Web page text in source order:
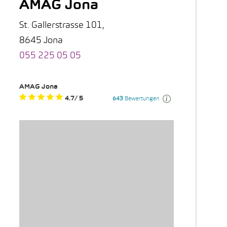
AMAG Jona
St. Gallerstrasse 101,
8645 Jona
055 225 05 05